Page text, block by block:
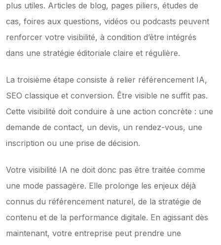
plus utiles. Articles de blog, pages piliers, études de
cas, foires aux questions, vidéos ou podcasts peuvent
renforcer votre visibilité, à condition d’être intégrés
dans une stratégie éditoriale claire et régulière.
La troisième étape consiste à relier référencement IA,
SEO classique et conversion. Être visible ne suffit pas.
Cette visibilité doit conduire à une action concrète : une
demande de contact, un devis, un rendez-vous, une
inscription ou une prise de décision.
Votre visibilité IA ne doit donc pas être traitée comme
une mode passagère. Elle prolonge les enjeux déjà
connus du référencement naturel, de la stratégie de
contenu et de la performance digitale. En agissant dès
maintenant, votre entreprise peut prendre une